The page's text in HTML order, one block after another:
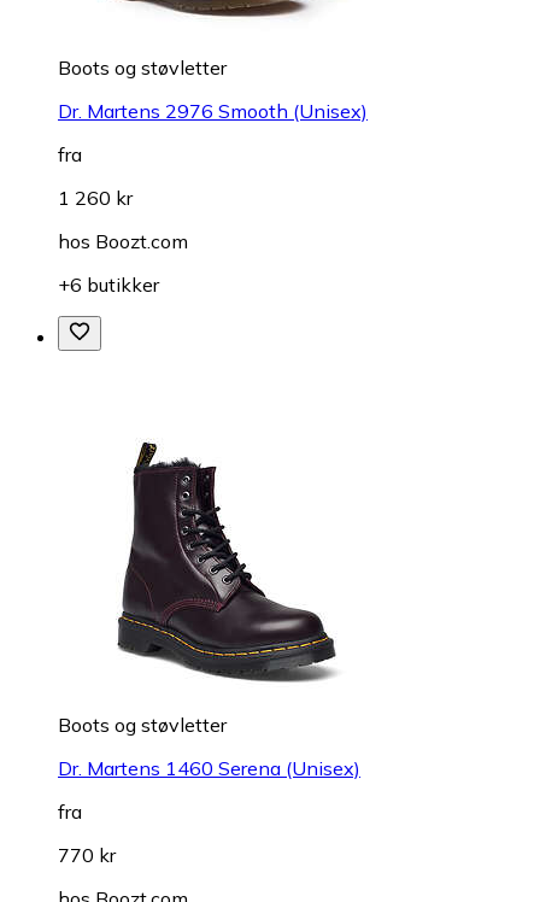
Boots og støvletter
Dr. Martens 2976 Smooth (Unisex)
fra
1 260 kr
hos Boozt.com
+6 butikker
Boots og støvletter
Dr. Martens 1460 Serena (Unisex)
fra
770 kr